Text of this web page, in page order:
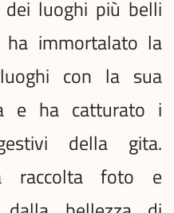
dei luoghi più belli
ha immortalato la
con la sua
e ha catturato i
della gita.
raccolta foto e